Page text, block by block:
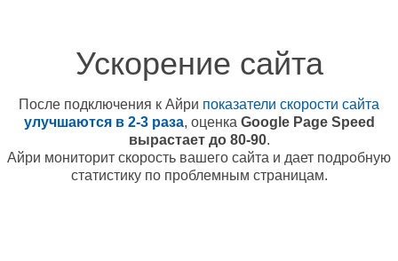
Ускорение сайта
После подключения к Айри показатели скорости сайта
улучшаются в 2-3 раза, оценка Google Page Speed
вырастает до 80-90.
Айри мониторит скорость вашего сайта и дает подробную
статистику по проблемным страницам.